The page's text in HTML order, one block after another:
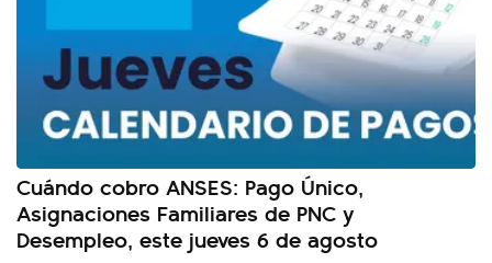
Cuándo cobro ANSES: Pago Único,
Asignaciones Familiares de PNC y
Desempleo, este jueves 6 de agosto